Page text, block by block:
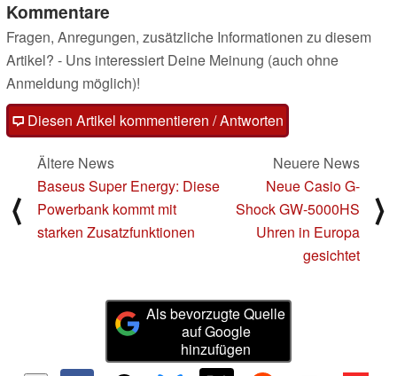
Kommentare
Fragen, Anregungen, zusätzliche Informationen zu diesem
Artikel? - Uns interessiert Deine Meinung (auch ohne
Anmeldung möglich)!
Diesen Artikel kommentieren / Antworten
⟨
Ältere News
Baseus Super Energy: Diese
Powerbank kommt mit
starken Zusatzfunktionen
Neuere News
Neue Casio G-
Shock GW-5000HS
Uhren in Europa
gesichtet
⟩
Als bevorzugte Quelle
auf Google
hinzufügen